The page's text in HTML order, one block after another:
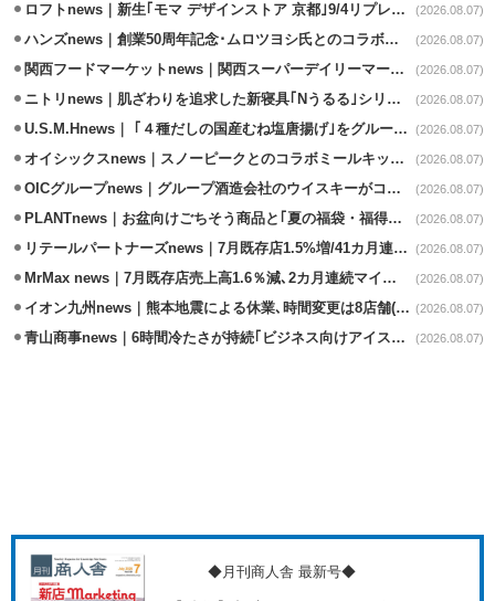
ロフトnews｜新生｢モマ デザインストア 京都｣9/4リプレイスオープン (2026.08.07)
ハンズnews｜創業50周年記念･ムロツヨシ氏とのコラボ企画｢ムロハンズ｣開催 (2026.08.07)
関西フードマーケットnews｜関西スーパーデイリーマート蒲生店8/7改装 (2026.08.07)
ニトリnews｜肌ざわりを追求した新寝具｢Nうるる｣シリーズを発売 (2026.08.07)
U.S.M.Hnews｜ ｢４種だしの国産むね塩唐揚げ｣をグループ610店で共同販促 (2026.08.07)
オイシックスnews｜スノーピークとのコラボミールキット8/13発売 (2026.08.07)
OICグループnews｜グループ酒造会社のウイスキーがコンペティション受賞 (2026.08.07)
PLANTnews｜お盆向けごちそう商品と｢夏の福袋・福得カート｣8/8から開催 (2026.08.07)
リテールパートナーズnews｜7月既存店1.5%増/41カ月連続増 (2026.08.07)
MrMax news｜7月既存店売上高1.6％減､2カ月連続マイナス (2026.08.07)
イオン九州news｜熊本地震による休業､時間変更は8店舗(8/7時点) (2026.08.07)
青山商事news｜6時間冷たさが持続｢ビジネス向けアイスベスト｣発売 (2026.08.07)
◆月刊商人舎 最新号◆